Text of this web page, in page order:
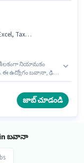
Returns
నియామకం
ఈ ఉద్యోగం బవానా, ఢిల్లీ
ఉంటుంది.
కలిగి ఉండాలి.
జాబ్ చూడండి
in బవానా